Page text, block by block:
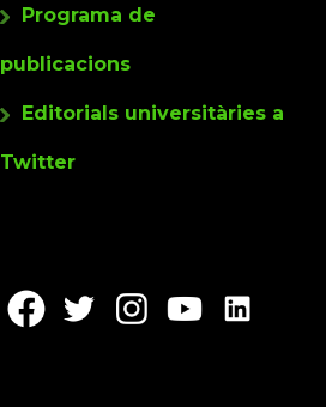
Programa de
publicacions
Editorials universitàries a
Twitter